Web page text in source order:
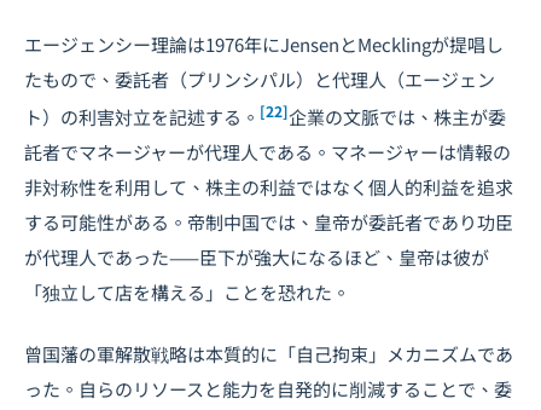
エージェンシー理論は1976年にJensenとMecklingが提唱し
たもので、委託者（プリンシパル）と代理人（エージェン
ト）の利害対立を記述する。 [22]企業の文脈では、株主が委
託者でマネージャーが代理人である。マネージャーは情報の
非対称性を利用して、株主の利益ではなく個人的利益を追求
する可能性がある。帝制中国では、皇帝が委託者であり功臣
が代理人であった——臣下が強大になるほど、皇帝は彼が
「独立して店を構える」ことを恐れた。
曾国藩の軍解散戦略は本質的に「自己拘束」メカニズムであ
った。自らのリソースと能力を自発的に削減することで、委